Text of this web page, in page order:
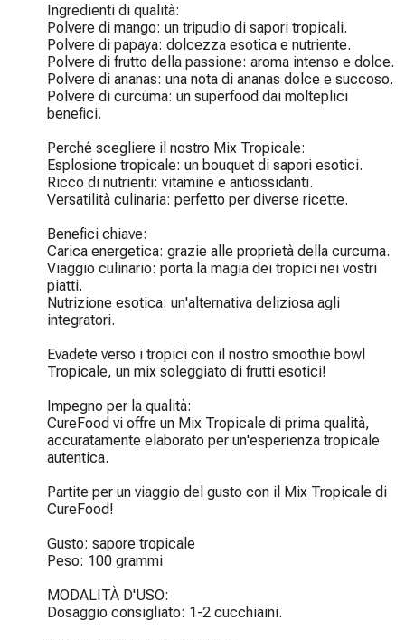
Ingredienti di qualità:
Polvere di mango: un tripudio di sapori tropicali.
Polvere di papaya: dolcezza esotica e nutriente.
Polvere di frutto della passione: aroma intenso e dolce.
Polvere di ananas: una nota di ananas dolce e succoso.
Polvere di curcuma: un superfood dai molteplici
benefici.
Perché scegliere il nostro Mix Tropicale:
Esplosione tropicale: un bouquet di sapori esotici.
Ricco di nutrienti: vitamine e antiossidanti.
Versatilità culinaria: perfetto per diverse ricette.
Benefici chiave:
Carica energetica: grazie alle proprietà della curcuma.
Viaggio culinario: porta la magia dei tropici nei vostri
piatti.
Nutrizione esotica: un'alternativa deliziosa agli
integratori.
Evadete verso i tropici con il nostro smoothie bowl
Tropicale, un mix soleggiato di frutti esotici!
Impegno per la qualità:
CureFood vi offre un Mix Tropicale di prima qualità,
accuratamente elaborato per un'esperienza tropicale
autentica.
Partite per un viaggio del gusto con il Mix Tropicale di
CureFood!
Gusto: sapore tropicale
Peso: 100 grammi
MODALITÀ D'USO:
Dosaggio consigliato: 1-2 cucchiaini.